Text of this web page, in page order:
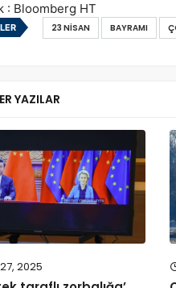
: Bloomberg HT
23 NISAN BAYRAMI
YAZILAR
2025